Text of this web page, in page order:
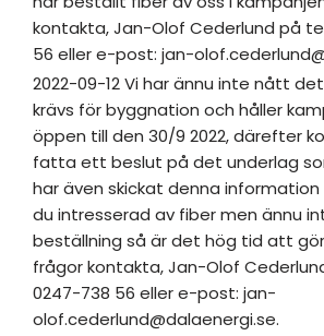
kontakta, Jan-Olof Cederlund på
56 eller e-post: jan-
2022-09-12 Vi har ännu inte nått
krävs för byggnation och håller
öppen till den 30/9 2022, därefter
fatta ett beslut på det underlag
har även skickat denna information
du intresserad av fiber men ännu
beställning så är det hög tid att
frågor kontakta, Jan-Olof
0247-738 56 eller e-post: jan-
olof.cederlund@dalaenergi.se.